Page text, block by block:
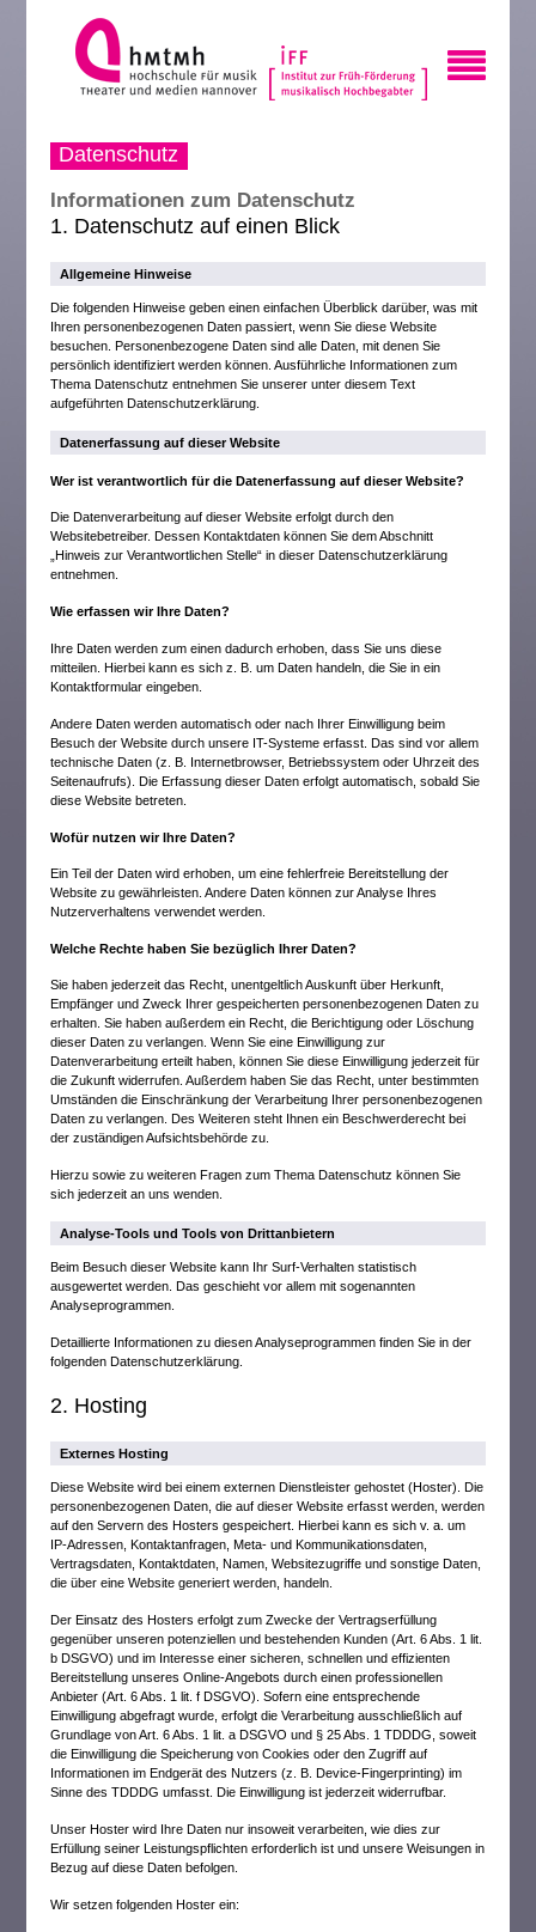
Datenschutz
Informationen zum Datenschutz
1. Datenschutz auf einen Blick
Allgemeine Hinweise
Die folgenden Hinweise geben einen einfachen Überblick darüber, was mit
Ihren personenbezogenen Daten passiert, wenn Sie diese Website
besuchen. Personenbezogene Daten sind alle Daten, mit denen Sie
persönlich identifiziert werden können. Ausführliche Informationen zum
Thema Datenschutz entnehmen Sie unserer unter diesem Text
aufgeführten Datenschutzerklärung.
Datenerfassung auf dieser Website
Wer ist verantwortlich für die Datenerfassung auf dieser Website?
Die Datenverarbeitung auf dieser Website erfolgt durch den
Websitebetreiber. Dessen Kontaktdaten können Sie dem Abschnitt
„Hinweis zur Verantwortlichen Stelle“ in dieser Datenschutzerklärung
entnehmen.
Wie erfassen wir Ihre Daten?
Ihre Daten werden zum einen dadurch erhoben, dass Sie uns diese
mitteilen. Hierbei kann es sich z. B. um Daten handeln, die Sie in ein
Kontaktformular eingeben.
Andere Daten werden automatisch oder nach Ihrer Einwilligung beim
Besuch der Website durch unsere IT-Systeme erfasst. Das sind vor allem
technische Daten (z. B. Internetbrowser, Betriebssystem oder Uhrzeit des
Seitenaufrufs). Die Erfassung dieser Daten erfolgt automatisch, sobald Sie
diese Website betreten.
Wofür nutzen wir Ihre Daten?
Ein Teil der Daten wird erhoben, um eine fehlerfreie Bereitstellung der
Website zu gewährleisten. Andere Daten können zur Analyse Ihres
Nutzerverhaltens verwendet werden.
Welche Rechte haben Sie bezüglich Ihrer Daten?
Sie haben jederzeit das Recht, unentgeltlich Auskunft über Herkunft,
Empfänger und Zweck Ihrer gespeicherten personenbezogenen Daten zu
erhalten. Sie haben außerdem ein Recht, die Berichtigung oder Löschung
dieser Daten zu verlangen. Wenn Sie eine Einwilligung zur
Datenverarbeitung erteilt haben, können Sie diese Einwilligung jederzeit für
die Zukunft widerrufen. Außerdem haben Sie das Recht, unter bestimmten
Umständen die Einschränkung der Verarbeitung Ihrer personenbezogenen
Daten zu verlangen. Des Weiteren steht Ihnen ein Beschwerderecht bei
der zuständigen Aufsichtsbehörde zu.
Hierzu sowie zu weiteren Fragen zum Thema Datenschutz können Sie
sich jederzeit an uns wenden.
Analyse-Tools und Tools von Dritt­anbietern
Beim Besuch dieser Website kann Ihr Surf-Verhalten statistisch
ausgewertet werden. Das geschieht vor allem mit sogenannten
Analyseprogrammen.
Detaillierte Informationen zu diesen Analyseprogrammen finden Sie in der
folgenden Datenschutzerklärung.
2. Hosting
Externes Hosting
Diese Website wird bei einem externen Dienstleister gehostet (Hoster). Die
personenbezogenen Daten, die auf dieser Website erfasst werden, werden
auf den Servern des Hosters gespeichert. Hierbei kann es sich v. a. um
IP-Adressen, Kontaktanfragen, Meta- und Kommunikationsdaten,
Vertragsdaten, Kontaktdaten, Namen, Websitezugriffe und sonstige Daten,
die über eine Website generiert werden, handeln.
Der Einsatz des Hosters erfolgt zum Zwecke der Vertragserfüllung
gegenüber unseren potenziellen und bestehenden Kunden (Art. 6 Abs. 1 lit.
b DSGVO) und im Interesse einer sicheren, schnellen und effizienten
Bereitstellung unseres Online-Angebots durch einen professionellen
Anbieter (Art. 6 Abs. 1 lit. f DSGVO). Sofern eine entsprechende
Einwilligung abgefragt wurde, erfolgt die Verarbeitung ausschließlich auf
Grundlage von Art. 6 Abs. 1 lit. a DSGVO und § 25 Abs. 1 TDDDG, soweit
die Einwilligung die Speicherung von Cookies oder den Zugriff auf
Informationen im Endgerät des Nutzers (z. B. Device-Fingerprinting) im
Sinne des TDDDG umfasst. Die Einwilligung ist jederzeit widerrufbar.
Unser Hoster wird Ihre Daten nur insoweit verarbeiten, wie dies zur
Erfüllung seiner Leistungspflichten erforderlich ist und unsere Weisungen in
Bezug auf diese Daten befolgen.
Wir setzen folgenden Hoster ein: